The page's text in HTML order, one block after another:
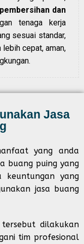
dan
tenaga kerja
sesuai standar,
cepat, aman,
Jasa
yang anda
buang puing yang
keuntungan yang
jasa buang
dilakukan
tim profesional